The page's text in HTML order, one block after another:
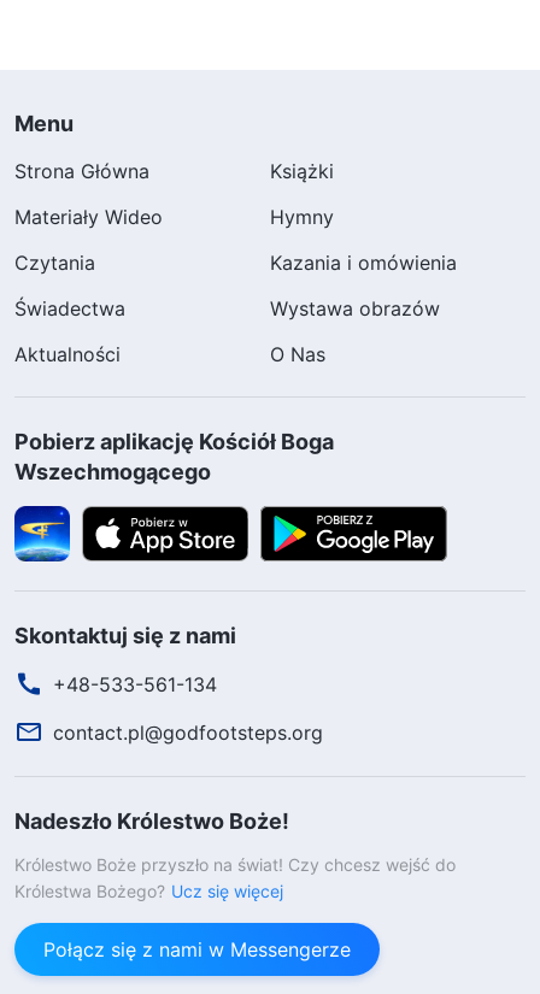
Menu
Strona Główna
Książki
Materiały Wideo
Hymny
Czytania
Kazania i omówienia
Świadectwa
Wystawa obrazów
Aktualności
O Nas
Pobierz aplikację Kościół Boga
Wszechmogącego
Skontaktuj się z nami
+48-533-561-134
contact.pl@godfootsteps.org
Nadeszło Królestwo Boże!
Królestwo Boże przyszło na świat! Czy chcesz wejść do
Królestwa Bożego? Ucz się więcej
Połącz się z nami w Messengerze